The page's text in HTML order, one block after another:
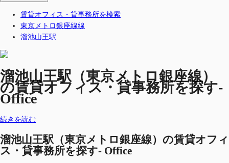
賃貸オフィス・貸事務所を検索
東京メトロ銀座線線
溜池山王駅
溜池山王駅（東京メトロ銀座線）
の賃貸オフィス・貸事務所を探す-
Office
続きを読む
溜池山王駅（東京メトロ銀座線）の賃貸オフィ
ス・貸事務所を探す- Office